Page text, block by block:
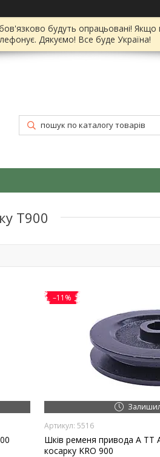
будуть опрацьовані!
Дякуємо! Все буде Україна!
Т900
–11%
5516
Шків ременя привода А TT
косарку KRO 900